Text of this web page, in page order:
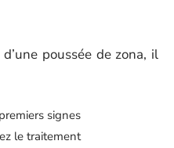
poussée de zona, il
signes
le traitement